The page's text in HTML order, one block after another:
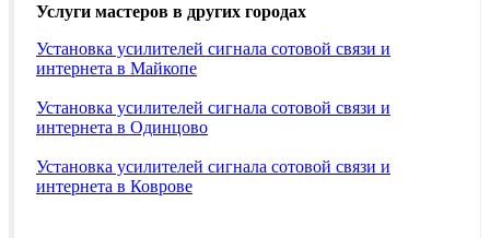
Услуги мастеров в других городах
Установка усилителей сигнала сотовой связи и
интернета в Майкопе
Установка усилителей сигнала сотовой связи и
интернета в Одинцово
Установка усилителей сигнала сотовой связи и
интернета в Коврове